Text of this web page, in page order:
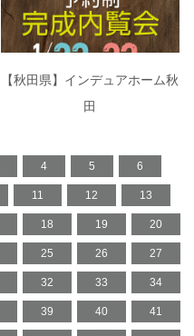
【秋田県】インデュアホーム秋
田
4 5 6
11 12 13
18 19 20
25 26 27
32 33 34
39 40 41